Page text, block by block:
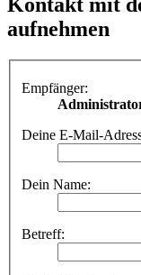
aufnehmen
Empfänger:
Deine E-Mail-
Dein Name:
Betreff: